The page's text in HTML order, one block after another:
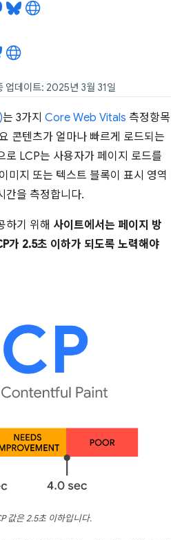
데이트: 2025년 3월 31일
는 3가지 Core Web Vitals 측정항목
콘텐츠가 얼마나 빠르게 로드되는
로 LCP는 사용자가 페이지 로드를
미지 또는 텍스트 블록이 표시 영역
간을 측정합니다.
하기 위해 사이트에서는 페이지 방
가 2.5초 이하가 되도록 노력해야
값은 2.5초 이하입니다.